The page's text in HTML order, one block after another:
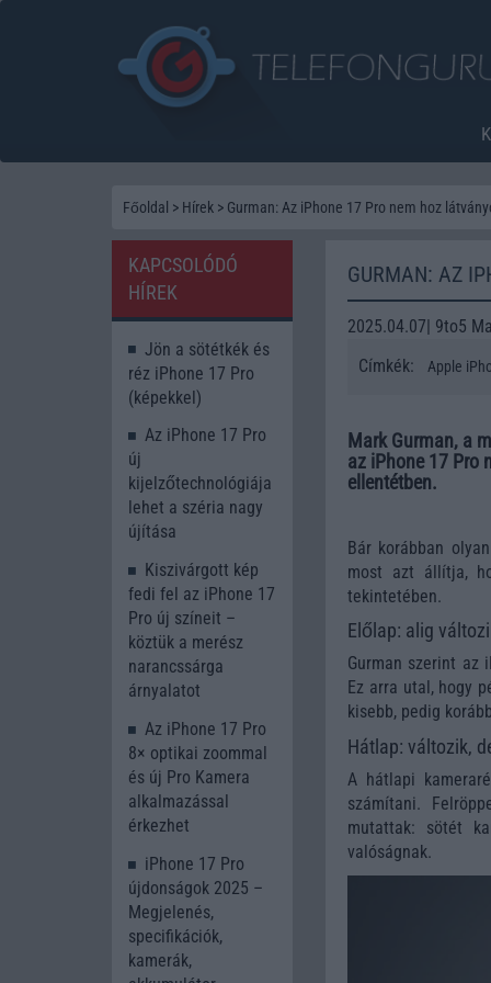
Főoldal > Hírek > Gurman: Az iPhone 17 Pro nem hoz
GURMAN: AZ
2025.04.07| 9to5
Címkék:
Apple
Mark Gurman, a
az iPhone 17 Pro
ellentétben.
Bár korábban
most azt állítja,
tekintetében.
Előlap: alig
Gurman szerint az
Ez arra utal, hogy
kisebb, pedig
Hátlap: változik,
A hátlapi
számítani.
mutattak: sötét
valóságnak.
KAPCSOLÓDÓ
HÍREK
Jön a sötétkék és
réz iPhone 17 Pro
(képekkel)
Az iPhone 17 Pro
új
kijelzőtechnológiája
lehet a széria nagy
újítása
Kiszivárgott kép
fedi fel az iPhone 17
Pro új színeit –
köztük a merész
narancssárga
árnyalatot
Az iPhone 17 Pro
8× optikai zoommal
és új Pro Kamera
alkalmazással
érkezhet
iPhone 17 Pro
újdonságok 2025 –
Megjelenés,
specifikációk,
kamerák,